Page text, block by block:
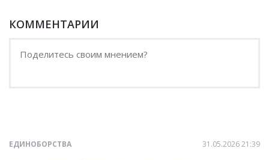
КОММЕНТАРИИ
ЕДИНОБОРСТВА 31.05.2026 21:39